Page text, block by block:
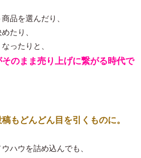
品を選んだり、
たり、
ったりと、
のまま売り上げに繋がる時代で
もどんどん目を引くものに。
ハウを詰め込んでも、